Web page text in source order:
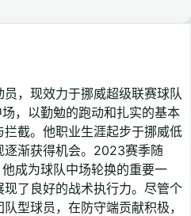
，现效力于挪威超级联赛球队
，以勤勉的跑动和扎实的基本
截。他职业生涯起步于挪威低
逐渐获得机会。2023赛季随
成为球队中场轮换的重要一
了良好的战术执行力。尽管个
型球员，在防守端贡献积极，